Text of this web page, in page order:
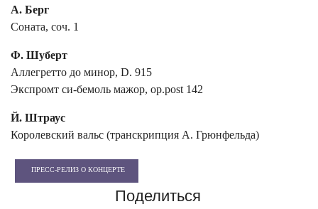
А. Берг
Соната, соч. 1
Ф. Шуберт
Аллегретто до минор, D. 915
Экспромт си-бемоль мажор, op.post 142
Й. Штраус
Королевский вальс (транскрипция А. Грюнфельда)
ПРЕСС-РЕЛИЗ О КОНЦЕРТЕ
Поделиться